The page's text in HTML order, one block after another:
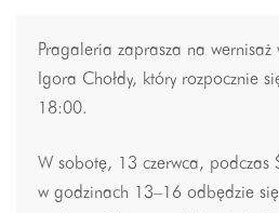
Pragaleria zaprasza na wernisaż
Igora Chołdy, który rozpocznie
18:00.
W sobotę, 13 czerwca, podczas
w godzinach 13–16 odbędzie